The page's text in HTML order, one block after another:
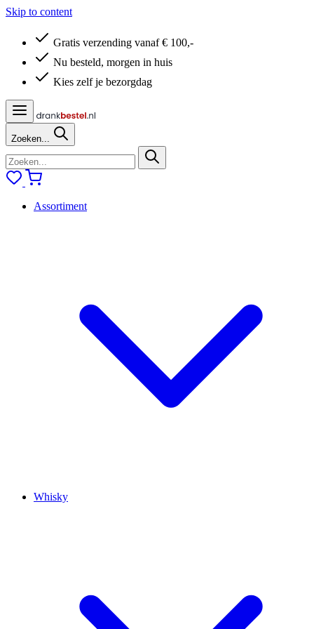
Skip to content
Gratis verzending vanaf € 100,-
Nu besteld, morgen in huis
Kies zelf je bezorgdag
Zoeken...
Assortiment
Whisky